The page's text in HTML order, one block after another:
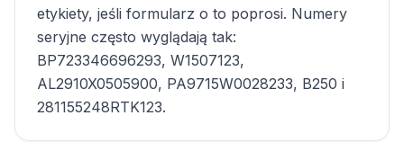
etykiety, jeśli formularz o to poprosi. Numery
seryjne często wyglądają tak:
BP723346696293, W1507123,
AL2910X0505900, PA9715W0028233, B250 i
281155248RTK123.